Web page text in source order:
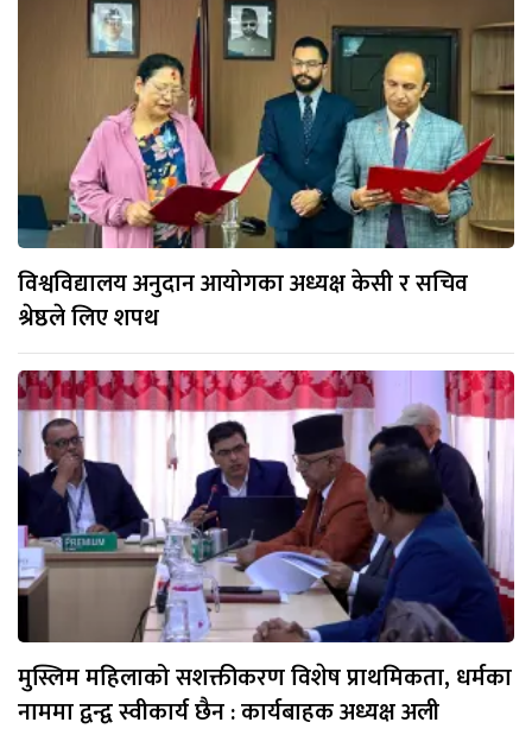
विश्वविद्यालय अनुदान आयोगका अध्यक्ष केसी र सचिव
श्रेष्ठले लिए शपथ
मुस्लिम महिलाको सशक्तीकरण विशेष प्राथमिकता, धर्मका
नाममा द्वन्द्व स्वीकार्य छैन : कार्यबाहक अध्यक्ष अली